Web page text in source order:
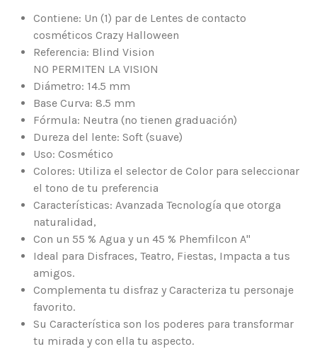
Contiene: Un (1) par de Lentes de contacto
cosméticos Crazy Halloween
Referencia: Blind Vision
NO PERMITEN LA VISION
Diámetro: 14.5 mm
Base Curva: 8.5 mm
Fórmula: Neutra (no tienen graduación)
Dureza del lente: Soft (suave)
Uso: Cosmético
Colores: Utiliza el selector de Color para seleccionar
el tono de tu preferencia
Características: Avanzada Tecnología que otorga
naturalidad,
Con un 55 % Agua y un 45 % Phemfilcon A"
Ideal para Disfraces, Teatro, Fiestas, Impacta a tus
amigos.
Complementa tu disfraz y Caracteriza tu personaje
favorito.
Su Característica son los poderes para transformar
tu mirada y con ella tu aspecto.